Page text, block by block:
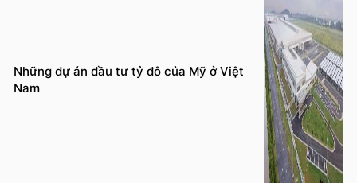
Những dự án đầu tư tỷ đô của Mỹ ở Việt
Nam